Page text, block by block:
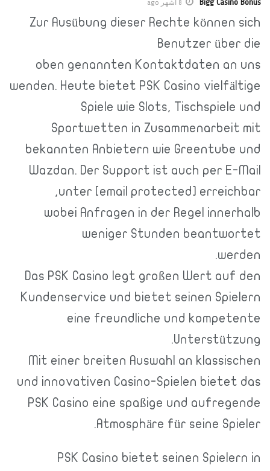
Zur Ausübung dieser Rechte können sich
Benutzer über die
oben genannten Kontaktdaten an uns
wenden. Heute bietet PSK Casino vielfältige
Spiele wie Slots, Tischspiele und
Sportwetten in Zusammenarbeit mit
bekannten Anbietern wie Greentube und
Wazdan. Der Support ist auch per E-Mail
unter [email protected] erreichbar,
wobei Anfragen in der Regel innerhalb
weniger Stunden beantwortet
werden.
Das PSK Casino legt großen Wert auf den
Kundenservice und bietet seinen Spielern
eine freundliche und kompetente
Unterstützung.
Mit einer breiten Auswahl an klassischen
und innovativen Casino-Spielen bietet das
PSK Casino eine spaßige und aufregende
Atmosphäre für seine Spieler.
PSK Casino bietet seinen Spielern in